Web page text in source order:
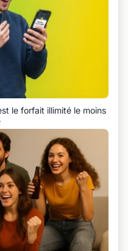
le forfait illimité le moins